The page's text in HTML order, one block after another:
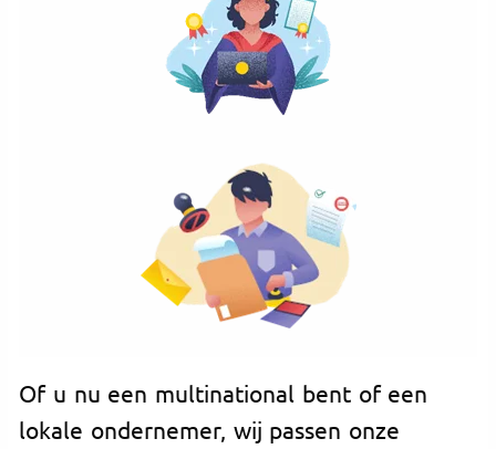
Of u nu een multinational bent of een
lokale ondernemer, wij passen onze